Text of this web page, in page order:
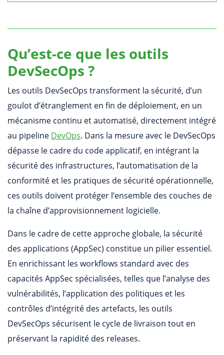
Qu’est-ce que les outils
DevSecOps ?
Les outils DevSecOps transforment la sécurité, d’un
goulot d’étranglement en fin de déploiement, en un
mécanisme continu et automatisé, directement intégré
au pipeline DevOps. Dans la mesure avec le DevSecOps
dépasse le cadre du code applicatif, en intégrant la
sécurité des infrastructures, l’automatisation de la
conformité et les pratiques de sécurité opérationnelle,
ces outils doivent protéger l’ensemble des couches de
la chaîne d’approvisionnement logicielle.
Dans le cadre de cette approche globale, la sécurité
des applications (AppSec) constitue un pilier essentiel.
En enrichissant les workflows standard avec des
capacités AppSec spécialisées, telles que l’analyse des
vulnérabilités, l’application des politiques et les
contrôles d’intégrité des artefacts, les outils
DevSecOps sécurisent le cycle de livraison tout en
préservant la rapidité des releases.